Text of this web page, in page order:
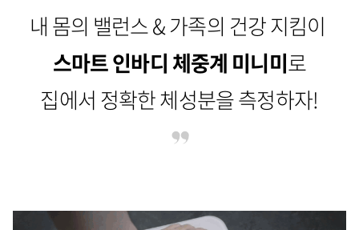
내 몸의 밸런스 & 가족의 건강 지킴이
스마트 인바디 체중계 미니미로
집에서 정확한 체성분을 측정하자!